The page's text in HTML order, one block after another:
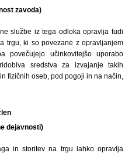
zavoda)
službe iz tega odloka opravlja tudi
trgu, ki so povezane z opravljanjem
povečujejo učinkovitejšo uporabo
sredstva za izvajanje takih
fizičnih oseb, pod pogoji in na način,
dejavnosti)
in storitev na trgu lahko opravlja